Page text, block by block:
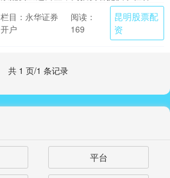
金，助力其放大收益，提升投资效率。 专
业配资是一种金....
栏目：永华证券
开户
阅读：
169
昆明股票配
资
共 1 页/1 条记录
平台